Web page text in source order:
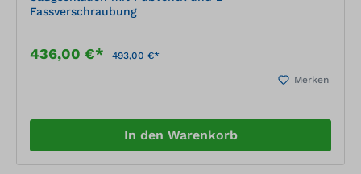
Fassverschraubung
436,00 €* 493,00 €*
Merken
In den Warenkorb